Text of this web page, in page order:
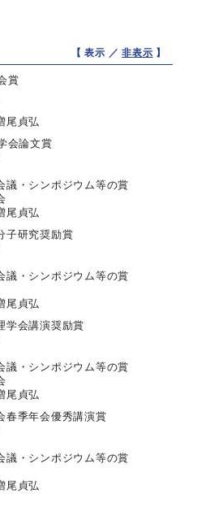
【 表示 ／非表示 】
賞
尾貞弘
会論文賞
議・シンポジウム等の賞
尾貞弘
子研究奨励賞
議・シンポジウム等の賞
尾貞弘
学会講演奨励賞
議・シンポジウム等の賞
尾貞弘
春季年会優秀講演賞
議・シンポジウム等の賞
尾貞弘